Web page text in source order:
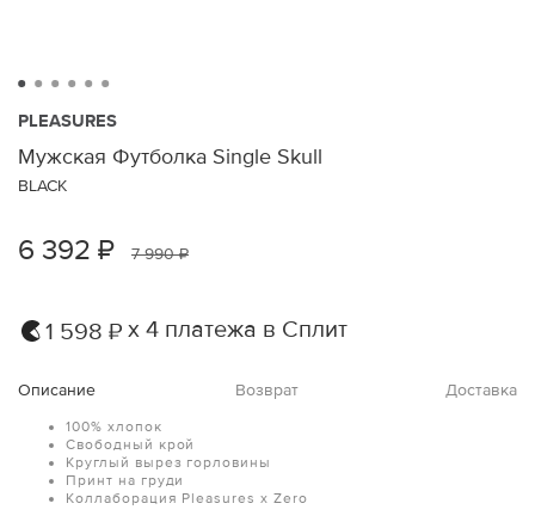
PLEASURES
Мужская Футболка Single Skull
BLACK
6 392 ₽ 7 990 ₽
1 598 ₽ х 4 платежа в Сплит
Описание Возврат Доставка
100% хлопок
Свободный крой
Круглый вырез горловины
Принт на груди
Коллаборация Pleasures x Zero